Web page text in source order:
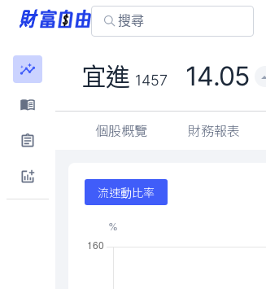
宜進 1457 14.05
個股概覽 財務報表
流速動比率